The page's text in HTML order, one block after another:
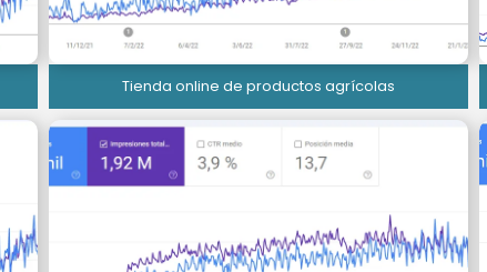
Tienda online de productos agrícolas